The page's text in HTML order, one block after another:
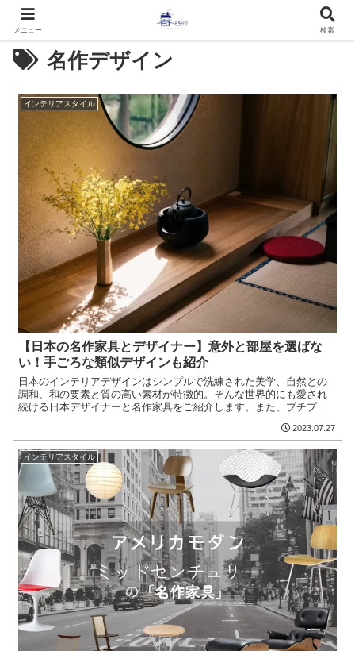
名作デザイン
インテリアスタイル
【日本の名作家具とデザイナー】意外と部屋を選ばな
い！手ごろな類似デザインも紹介
日本のインテリアデザインはシンプルで洗練された美学、自然との
調和、和の要素と質の高い素材が特徴的。そんな世界的にも愛され
続ける日本デザイナーと名作家具をご紹介します。また、プチプラ
2023.07.27
インテリアスタイル
メニュー 検索